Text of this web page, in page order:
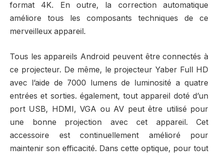
format 4K. En outre, la correction automatique
améliore tous les composants techniques de ce
merveilleux appareil.
Tous les appareils Android peuvent être connectés à
ce projecteur. De même, le projecteur Yaber Full HD
avec l’aide de 7000 lumens de luminosité a quatre
entrées et sorties. également, tout appareil doté d’un
port USB, HDMI, VGA ou AV peut être utilisé pour
une bonne projection avec cet appareil. Cet
accessoire est continuellement amélioré pour
maintenir son efficacité. Dans cette optique, pour tout